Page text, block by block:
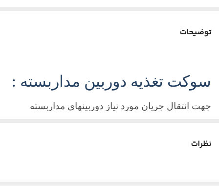
توضیحات
سوکت تغذیه دوربین مداربسته :
جهت انتقال جریان مورد نیاز دوربینهای مداربسته
پاور نیاز است تا ولتاژ 12 ولت دوربین را تامین نماید.
نظرات